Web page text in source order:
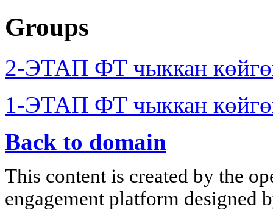
Groups
2-ЭТАП ФТ чыккан
1-ЭТАП ФТ чыккан
Back to domain
This content is created by the
engagement platform designed